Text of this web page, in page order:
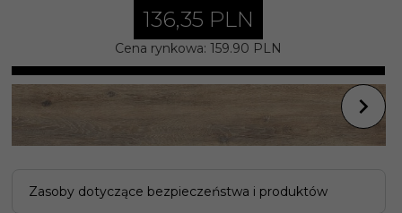
136,35 PLN
Cena rynkowa: 159.90 PLN
Zasoby dotyczące bezpieczeństwa i produktów